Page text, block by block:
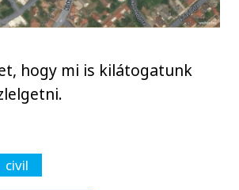
hogy mi is kilátogatunk
civil